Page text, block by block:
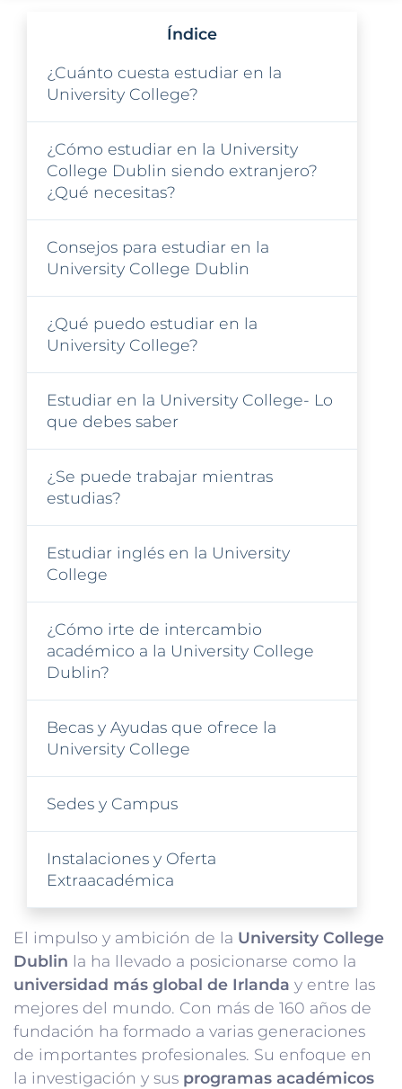
Índice
¿Cuánto cuesta estudiar en la
University College?
¿Cómo estudiar en la University
College Dublin siendo extranjero?
¿Qué necesitas?
Consejos para estudiar en la
University College Dublin
¿Qué puedo estudiar en la
University College?
Estudiar en la University College- Lo
que debes saber
¿Se puede trabajar mientras
estudias?
Estudiar inglés en la University
College
¿Cómo irte de intercambio
académico a la University College
Dublin?
Becas y Ayudas que ofrece la
University College
Sedes y Campus
Instalaciones y Oferta
Extraacadémica
El impulso y ambición de la University College
Dublin la ha llevado a posicionarse como la
universidad más global de Irlanda y entre las
mejores del mundo. Con más de 160 años de
fundación ha formado a varias generaciones
de importantes profesionales. Su enfoque en
la investigación y sus programas académicos